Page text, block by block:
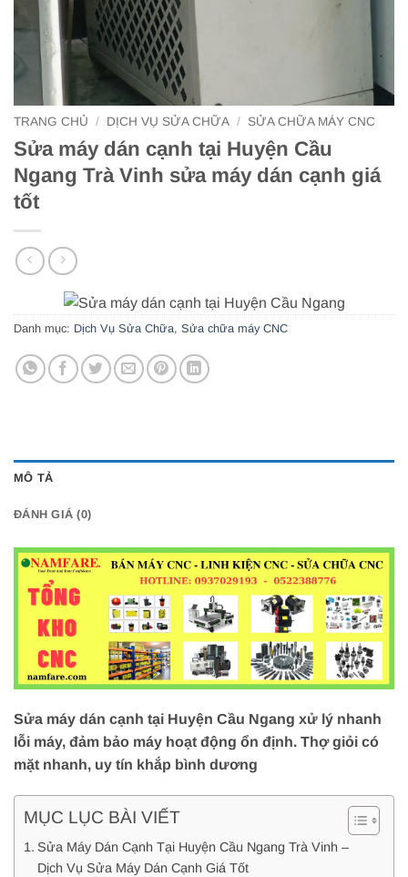
TRANG CHỦ / DỊCH VỤ SỬA CHỮA / SỬA CHỮA MÁY CNC
Sửa máy dán cạnh tại Huyện Cầu
Ngang Trà Vinh sửa máy dán cạnh giá
tốt
Danh mục: Dịch Vụ Sửa Chữa, Sửa chữa máy CNC
MÔ TẢ
ĐÁNH GIÁ (0)
Sửa máy dán cạnh tại Huyện Cầu Ngang xử lý nhanh
lỗi máy, đảm bảo máy hoạt động ổn định. Thợ giỏi có
mặt nhanh, uy tín khắp bình dương
MỤC LỤC BÀI VIẾT
Sửa Máy Dán Cạnh Tại Huyện Cầu Ngang Trà Vinh –
Dịch Vụ Sửa Máy Dán Cạnh Giá Tốt